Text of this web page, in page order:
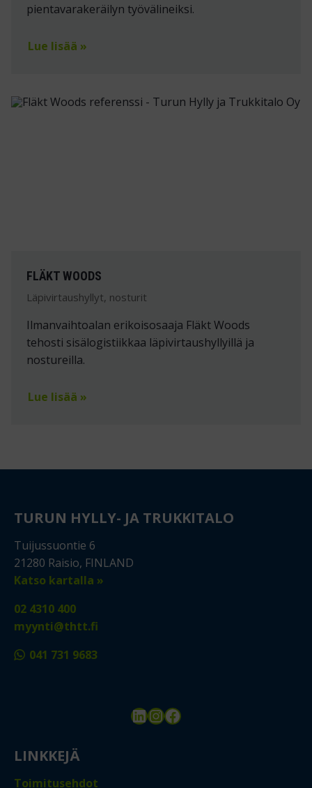
pientavarakeräilyn työvälineiksi.
Lue lisää »
FLÄKT WOODS
Läpivirtaushyllyt, nosturit
Ilmanvaihtoalan erikoisosaaja Fläkt Woods
tehosti sisälogistiikkaa läpivirtaushyllyillä ja
nostureilla.
Lue lisää »
TURUN HYLLY- JA TRUKKITALO
Tuijussuontie 6
21280 Raisio, FINLAND
Katso kartalla »
02 4310 400
myynti@thtt.fi
041 731 9683
LinkedIn
Instagram
Facebook
LINKKEJÄ
Toimitusehdot